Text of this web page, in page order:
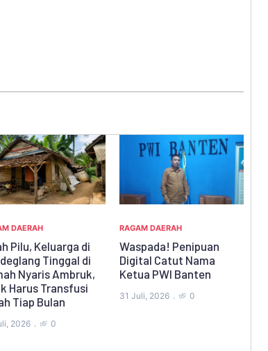
DAERAH
Penipuan
Catut Nama
PWI Banten
2026 0
RAGAM DAERAH
Ketum RPM Desak
Segera Terbitkan